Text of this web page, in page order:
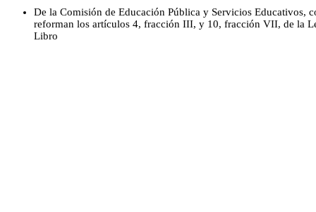
De la Comisión de Educación Pública y Servicios Educativos,
reforman los artículos 4, fracción III, y 10, fracción VII, de la
Libro